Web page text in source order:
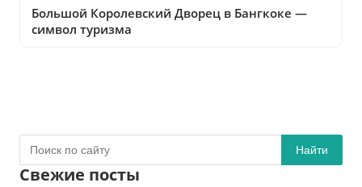
Большой Королевский Дворец в Бангкоке —
символ туризма
Найти
Свежие посты